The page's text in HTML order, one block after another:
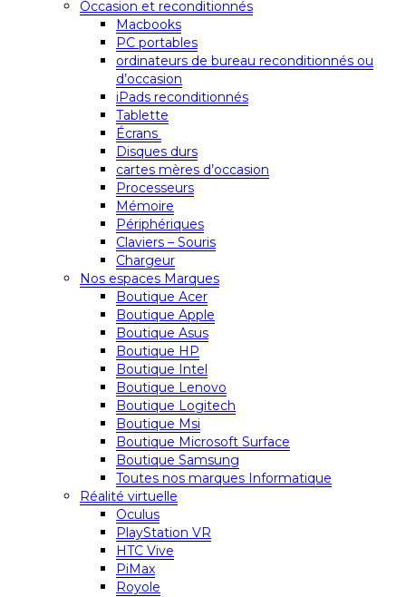
Occasion et reconditionnés
Macbooks
PC portables
ordinateurs de bureau reconditionnés ou
d’occasion
iPads reconditionnés
Tablette
Écrans
Disques durs
cartes mères d’occasion
Processeurs
Mémoire
Périphériques
Claviers – Souris
Chargeur
Nos espaces Marques
Boutique Acer
Boutique Apple
Boutique Asus
Boutique HP
Boutique Intel
Boutique Lenovo
Boutique Logitech
Boutique Msi
Boutique Microsoft Surface
Boutique Samsung
Toutes nos marques Informatique
Réalité virtuelle
Oculus
PlayStation VR
HTC Vive
PiMax
Royole